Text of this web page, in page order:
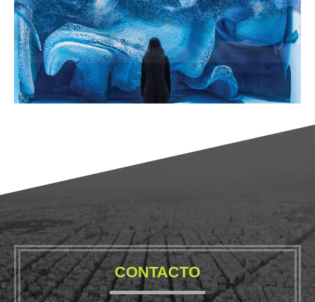
CONTACTO